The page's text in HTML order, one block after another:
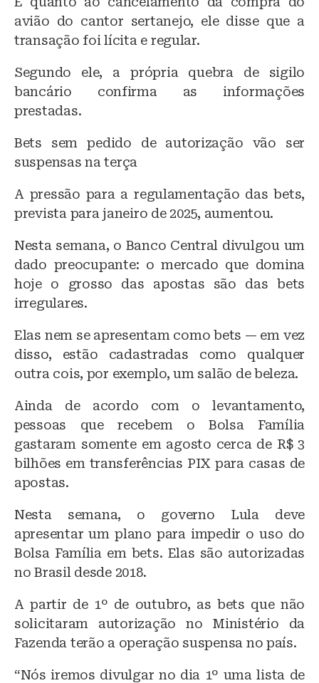
avião do cantor sertanejo, ele disse que a
transação foi lícita e regular.
Segundo ele, a própria quebra de sigilo
bancário confirma as informações
prestadas.
Bets sem pedido de autorização vão ser
suspensas na terça
A pressão para a regulamentação das bets,
prevista para janeiro de 2025, aumentou.
Nesta semana, o Banco Central divulgou um
dado preocupante: o mercado que domina
hoje o grosso das apostas são das bets
irregulares.
Elas nem se apresentam como bets — em vez
disso, estão cadastradas como qualquer
outra cois, por exemplo, um salão de beleza.
Ainda de acordo com o levantamento,
pessoas que recebem o Bolsa Família
gastaram somente em agosto cerca de R$ 3
bilhões em transferências PIX para casas de
apostas.
Nesta semana, o governo Lula deve
apresentar um plano para impedir o uso do
Bolsa Família em bets. Elas são autorizadas
no Brasil desde 2018.
A partir de 1º de outubro, as bets que não
solicitaram autorização no Ministério da
Fazenda terão a operação suspensa no país.
“Nós iremos divulgar no dia 1º uma lista de